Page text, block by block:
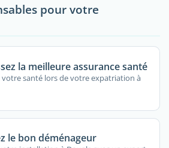
pour votre
la meilleure assurance santé
votre santé lors de votre expatriation à
le bon déménageur